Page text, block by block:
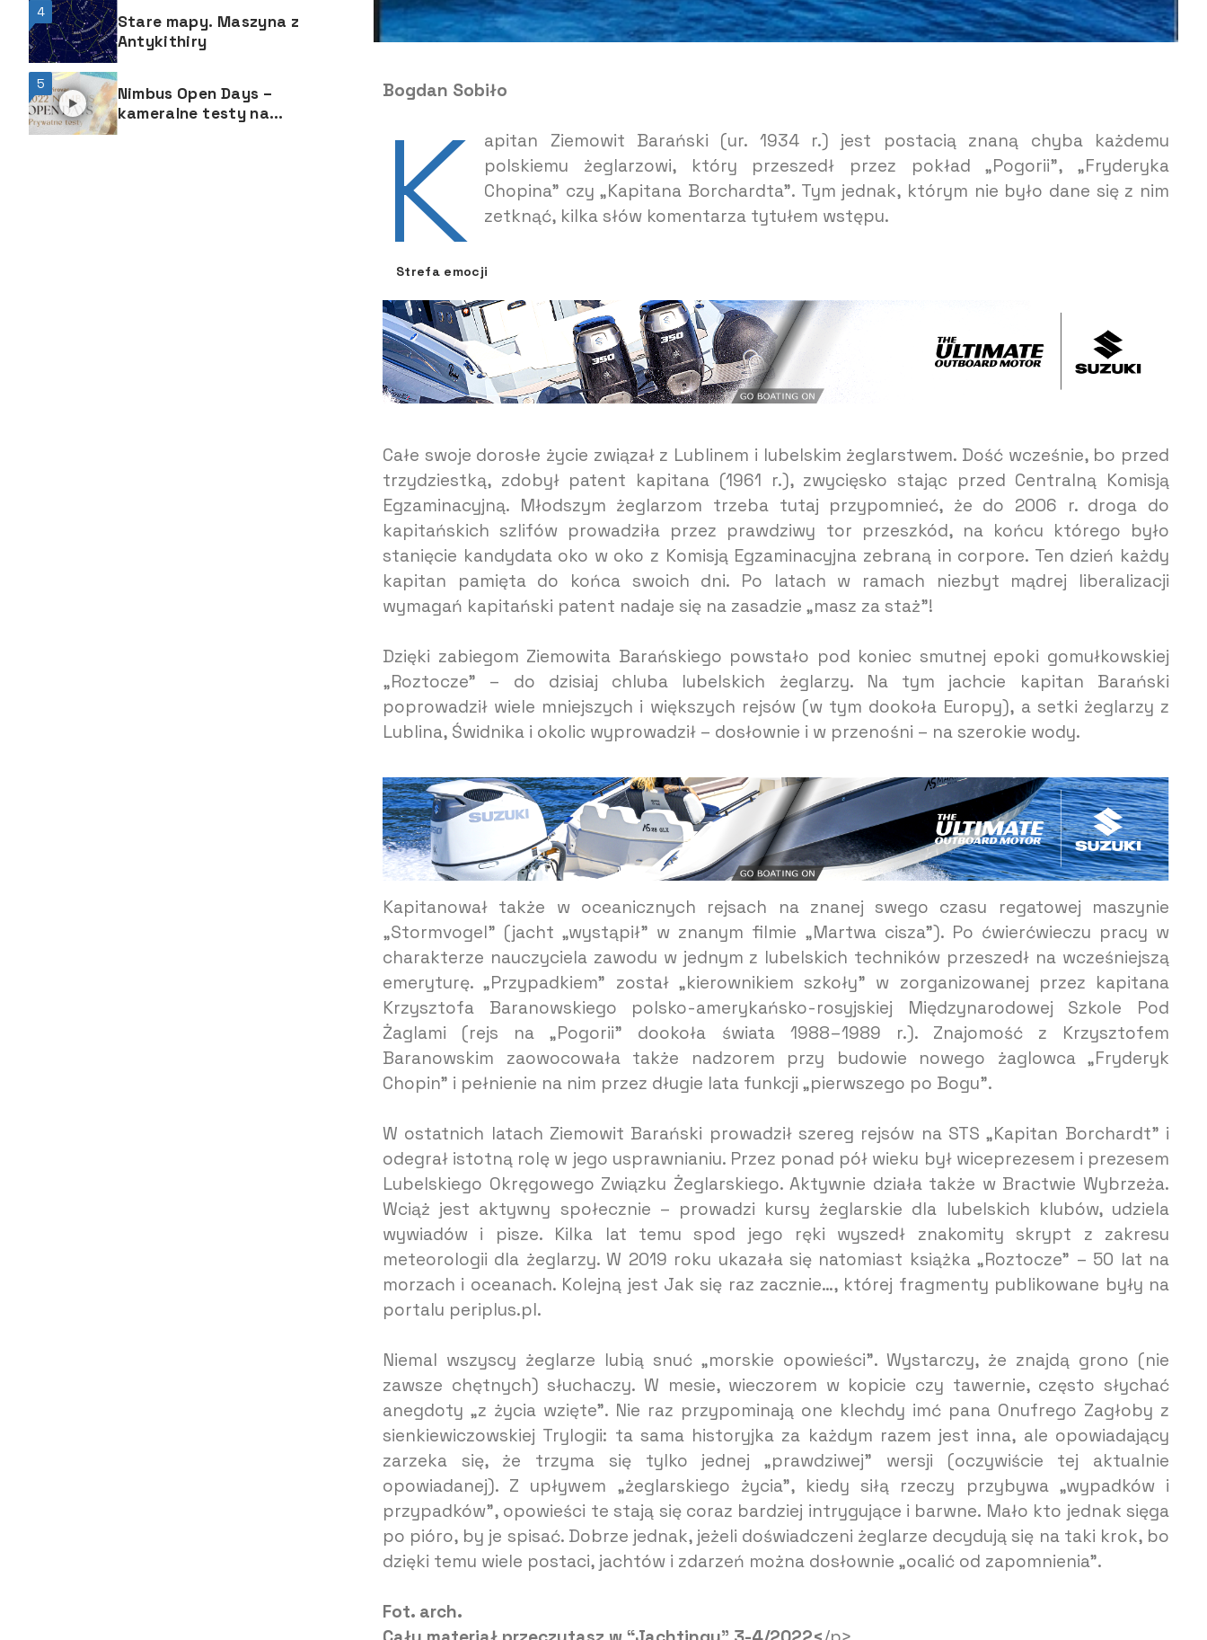
Bogdan Sobiło
K
apitan Ziemowit Barański (ur. 1934 r.) jest postacią znaną chyba każdemu
polskiemu żeglarzowi, który przeszedł przez pokład „Pogorii”, „Fryderyka
Chopina” czy „Kapitana Borchardta”. Tym jednak, którym nie było dane się z nim
zetknąć, kilka słów komentarza tytułem wstępu.
Strefa emocji
Całe swoje dorosłe życie związał z Lublinem i lubelskim żeglarstwem. Dość wcześnie, bo przed
trzydziestką, zdobył patent kapitana (1961 r.), zwycięsko stając przed Centralną Komisją
Egzaminacyjną. Młodszym żeglarzom trzeba tutaj przypomnieć, że do 2006 r. droga do
kapitańskich szlifów prowadziła przez prawdziwy tor przeszkód, na końcu którego było
stanięcie kandydata oko w oko z Komisją Egzaminacyjna zebraną in corpore. Ten dzień każdy
kapitan pamięta do końca swoich dni. Po latach w ramach niezbyt mądrej liberalizacji
wymagań kapitański patent nadaje się na zasadzie „masz za staż”!
Dzięki zabiegom Ziemowita Barańskiego powstało pod koniec smutnej epoki gomułkowskiej
„Roztocze” – do dzisiaj chluba lubelskich żeglarzy. Na tym jachcie kapitan Barański
poprowadził wiele mniejszych i większych rejsów (w tym dookoła Europy), a setki żeglarzy z
Lublina, Świdnika i okolic wyprowadził – dosłownie i w przenośni – na szerokie wody.
Kapitanował także w oceanicznych rejsach na znanej swego czasu regatowej maszynie
„Stormvogel” (jacht „wystąpił” w znanym filmie „Martwa cisza”). Po ćwierćwieczu pracy w
charakterze nauczyciela zawodu w jednym z lubelskich techników przeszedł na wcześniejszą
emeryturę. „Przypadkiem” został „kierownikiem szkoły” w zorganizowanej przez kapitana
Krzysztofa Baranowskiego polsko-amerykańsko-rosyjskiej Międzynarodowej Szkole Pod
Żaglami (rejs na „Pogorii” dookoła świata 1988–1989 r.). Znajomość z Krzysztofem
Baranowskim zaowocowała także nadzorem przy budowie nowego żaglowca „Fryderyk
Chopin” i pełnienie na nim przez długie lata funkcji „pierwszego po Bogu”.
W ostatnich latach Ziemowit Barański prowadził szereg rejsów na STS „Kapitan Borchardt” i
odegrał istotną rolę w jego usprawnianiu. Przez ponad pół wieku był wiceprezesem i prezesem
Lubelskiego Okręgowego Związku Żeglarskiego. Aktywnie działa także w Bractwie Wybrzeża.
Wciąż jest aktywny społecznie – prowadzi kursy żeglarskie dla lubelskich klubów, udziela
wywiadów i pisze. Kilka lat temu spod jego ręki wyszedł znakomity skrypt z zakresu
meteorologii dla żeglarzy. W 2019 roku ukazała się natomiast książka „Roztocze” – 50 lat na
morzach i oceanach. Kolejną jest Jak się raz zacznie…, której fragmenty publikowane były na
portalu periplus.pl.
Niemal wszyscy żeglarze lubią snuć „morskie opowieści”. Wystarczy, że znajdą grono (nie
zawsze chętnych) słuchaczy. W mesie, wieczorem w kopicie czy tawernie, często słychać
anegdoty „z życia wzięte”. Nie raz przypominają one klechdy imć pana Onufrego Zagłoby z
sienkiewiczowskiej Trylogii: ta sama historyjka za każdym razem jest inna, ale opowiadający
zarzeka się, że trzyma się tylko jednej „prawdziwej” wersji (oczywiście tej aktualnie
opowiadanej). Z upływem „żeglarskiego życia”, kiedy siłą rzeczy przybywa „wypadków i
przypadków”, opowieści te stają się coraz bardziej intrygujące i barwne. Mało kto jednak sięga
po pióro, by je spisać. Dobrze jednak, jeżeli doświadczeni żeglarze decydują się na taki krok, bo
dzięki temu wiele postaci, jachtów i zdarzeń można dosłownie „ocalić od zapomnienia”.
Fot. arch.
4
Stare mapy. Maszyna z
Antykithiry
5
Nimbus Open Days –
kameralne testy na
wodzie to od jakiegoś